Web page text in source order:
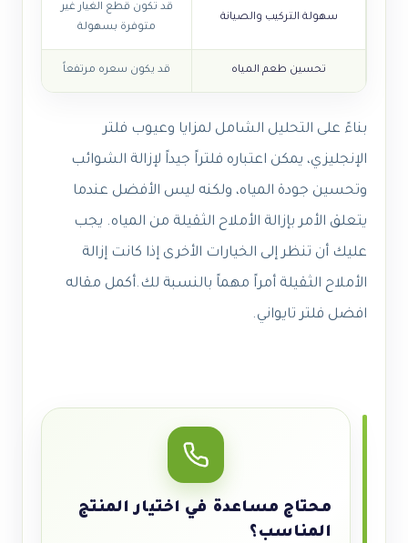
سهولة التركيب والصيانة
قد تكون قطع الغيار غير
متوفرة بسهولة
تحسين طعم المياه قد يكون سعره مرتفعاً
بناءً على التحليل الشامل لمزايا وعيوب فلتر
الإنجليزي، يمكن اعتباره فلتراً جيداً لإزالة الشوائب
وتحسين جودة المياه، ولكنه ليس الأفضل عندما
يتعلق الأمر بإزالة الأملاح الثقيلة من المياه. يجب
عليك أن تنظر إلى الخيارات الأخرى إذا كانت إزالة
الأملاح الثقيلة أمراً مهماً بالنسبة لك.أكمل مقاله
افضل فلتر تايواني.
محتاج مساعدة في اختيار المنتج
المناسب؟